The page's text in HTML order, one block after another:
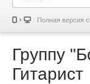
Полная версия
Группу
Гитарист